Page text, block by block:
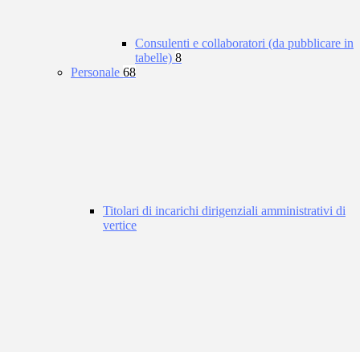
Consulenti e collaboratori (da pubblicare in
tabelle) 8
Personale 68
Titolari di incarichi dirigenziali amministrativi di
vertice